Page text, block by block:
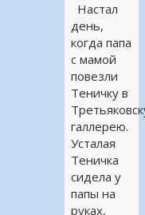
Настал
день,
когда папа
с мамой
повезли
Теничку в
галлерею.
Усталая
Теничка
сидела у
папы на
руках,